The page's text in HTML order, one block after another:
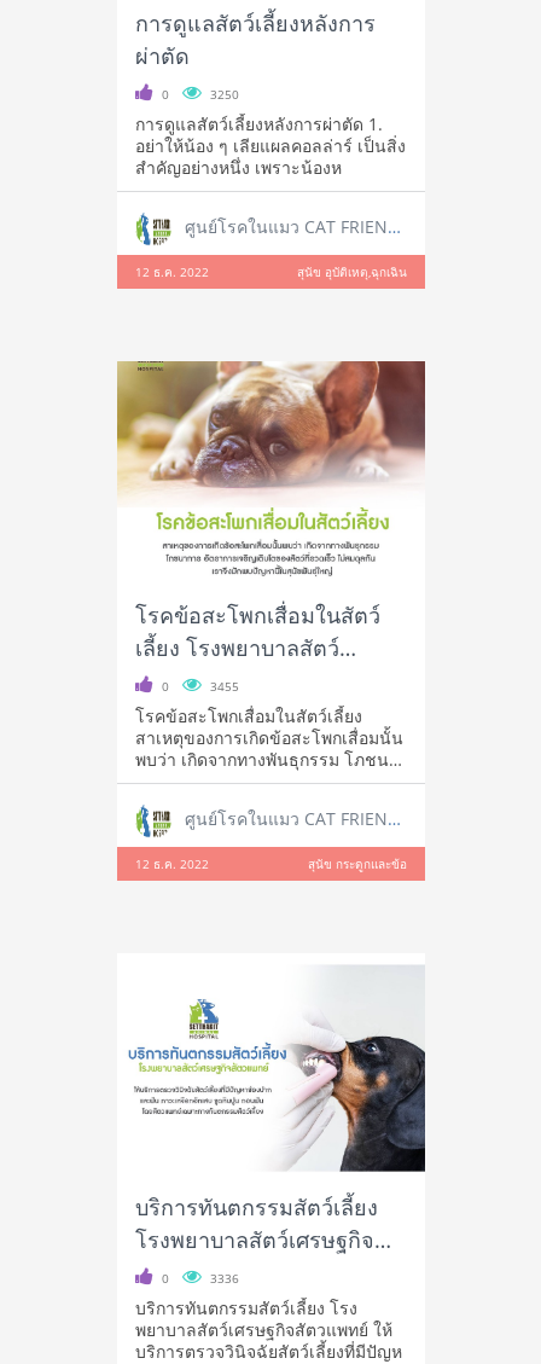
การดูแลสัตว์เลี้ยงหลังการ
ผ่าตัด
0 3250
การดูแลสัตว์เลี้ยงหลังการผ่าตัด 1.
อย่าให้น้อง ๆ เลียแผลคอลล่าร์ เป็นสิ่ง
สำคัญอย่างหนึ่ง เพราะน้องห
ศูนย์โรคในแมว CAT FRIENDLY CLINIC
12 ธ.ค. 2022 สุนัข อุบัติเหตุ,ฉุกเฉิน
โรคข้อสะโพกเสื่อมในสัตว์
เลี้ยง โรงพยาบาลสัตว์
เศรษฐกิจสัตวแพทย์
0 3455
โรคข้อสะโพกเสื่อมในสัตว์เลี้ยง
สาเหตุของการเกิดข้อสะโพกเสื่อมนั้น
พบว่า เกิดจากทางพันธุกรรม โภชนา
กา
ศูนย์โรคในแมว CAT FRIENDLY CLINIC
12 ธ.ค. 2022 สุนัข กระดูกและข้อ
บริการทันตกรรมสัตว์เลี้ยง
โรงพยาบาลสัตว์เศรษฐกิจ
สัตวแพทย์
0 3336
บริการทันตกรรมสัตว์เลี้ยง โรง
พยาบาลสัตว์เศรษฐกิจสัตวแพทย์ ให้
บริการตรวจวินิจฉัยสัตว์เลี้ยงที่มีปัญห